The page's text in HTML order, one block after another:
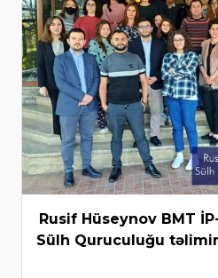
Rusif Hüseynov BMT
Sülh Quruculuğu